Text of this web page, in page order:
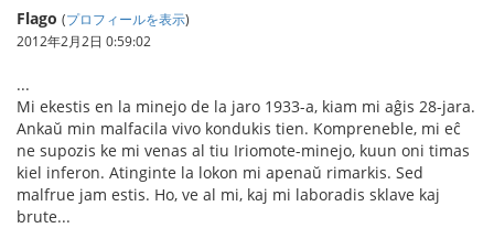
Flago (プロフィールを表示)
2012年2月2日 0:59:02
...
Mi ekestis en la minejo de la jaro 1933-a, kiam mi aĝis 28-jara.
Ankaŭ min malfacila vivo kondukis tien. Kompreneble, mi eĉ
ne supozis ke mi venas al tiu Iriomote-minejo, kuun oni timas
kiel inferon. Atinginte la lokon mi apenaŭ rimarkis. Sed
malfrue jam estis. Ho, ve al mi, kaj mi laboradis sklave kaj
brute...